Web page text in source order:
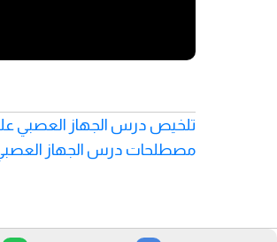
تلخيص درس الجهاز العصبي
مصطلحات درس الجهاز